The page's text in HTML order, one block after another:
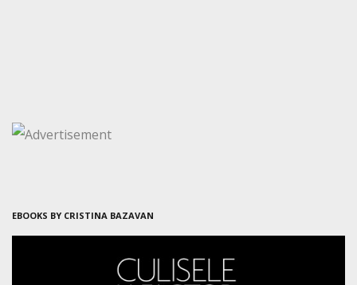
EBOOKS BY CRISTINA BAZAVAN